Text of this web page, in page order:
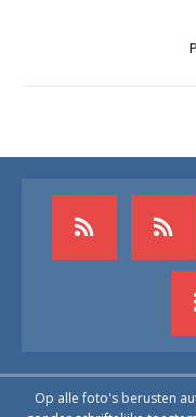
Op alle foto's berusten